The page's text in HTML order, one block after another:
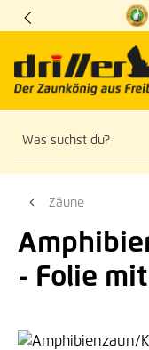
Zum Hauptinhalt
Zäune
- Folie
Bildergalerie